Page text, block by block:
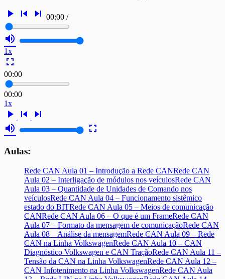
play_arrow skip_previous skip_next 00:00 /
volume_up
1x
fullscreen
00:00
00:00
1x
play_arrow skip_previous
skip_next
volume_up
fullscreen
Aulas:
Rede CAN Aula 01 – Introdução a Rede CANRede CAN
Aula 02 – Interligação de módulos nos veículosRede CAN
Aula 03 – Quantidade de Unidades de Comando nos
veículosRede CAN Aula 04 – Funcionamento sistêmico
estado do BITRede CAN Aula 05 – Meios de comunicação
CANRede CAN Aula 06 – O que é um FrameRede CAN
Aula 07 – Formato da mensagem de comunicaçãoRede CAN
Aula 08 – Análise da mensagemRede CAN Aula 09 – Rede
CAN na Linha VolkswagenRede CAN Aula 10 – CAN
Diagnóstico Volkswagen e CAN TraçãoRede CAN Aula 11 –
Tensão da CAN na Linha VolkswagenRede CAN Aula 12 –
CAN Infotenimento na Linha VolkswagenRede CAN Aula